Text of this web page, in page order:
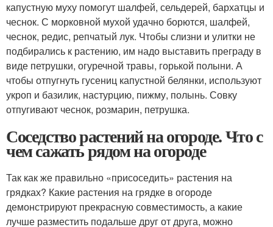
капустную муху помогут шалфей, сельдерей, бархатцы и
чеснок. С морковной мухой удачно борются, шалфей,
чеснок, редис, репчатый лук. Чтобы слизни и улитки не
подбирались к растению, им надо выставить преграду в
виде петрушки, огуречной травы, горькой полыни. А
чтобы отпугнуть гусениц капустной белянки, используют
укроп и базилик, настурцию, пижму, полынь. Совку
отпугивают чеснок, розмарин, петрушка.
Соседство растений на огороде. Что с
чем сажать рядом на огороде
Так как же правильно «присоседить» растения на
грядках? Какие растения на грядке в огороде
демонстрируют прекрасную совместимость, а какие
лучше разместить подальше друг от друга, можно